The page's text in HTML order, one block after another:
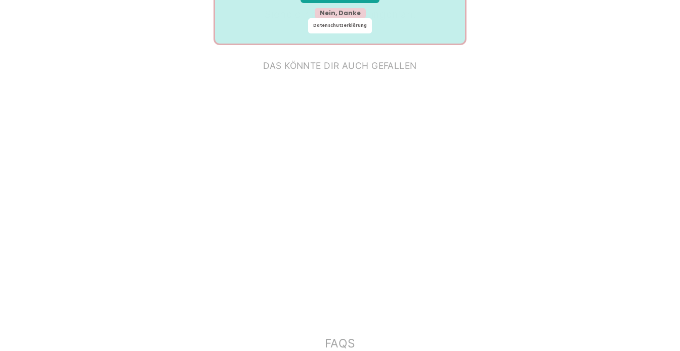
Siehe dir alle Bewertungen an.
DAS KÖNNTE DIR AUCH GEFALLEN
FAQS
Nein, Danke
Datenschutzerklärung